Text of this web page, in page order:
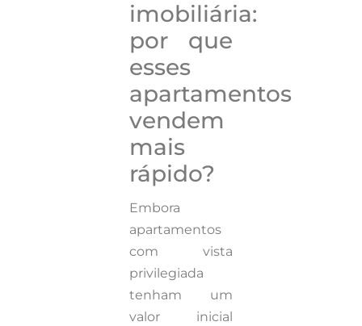
imobiliária:
por que
esses
apartamentos
vendem
mais
rápido?
Embora
apartamentos
com vista
privilegiada
tenham um
valor inicial